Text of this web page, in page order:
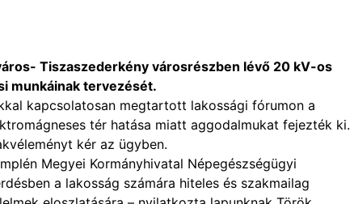
Tiszaszederkény városrészben lévő 20 kV-os
munkáinak tervezését.
kapcsolatosan megtartott lakossági fórumon a
tér hatása miatt aggodalmukat fejezték ki.
kér az ügyben.
Megyei Kormányhivatal Népegészségügyi
a lakosság számára hiteles és szakmailag